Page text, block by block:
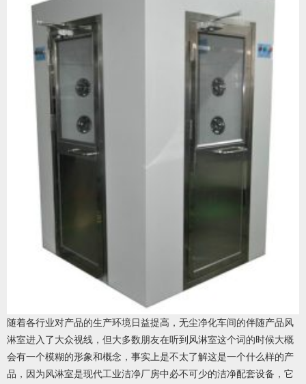
随着各行业对产品的生产环境日益提高，无尘净化车间的伴随产品风
淋室进入了大众视线，但大多数朋友在听到风淋室这个词的时候大概
会有一个模糊的形象和概念，事实上是不太了解这是一个什么样的产
品，因为风淋室是现代工业洁净厂房中必不可少的洁净配套设备，它